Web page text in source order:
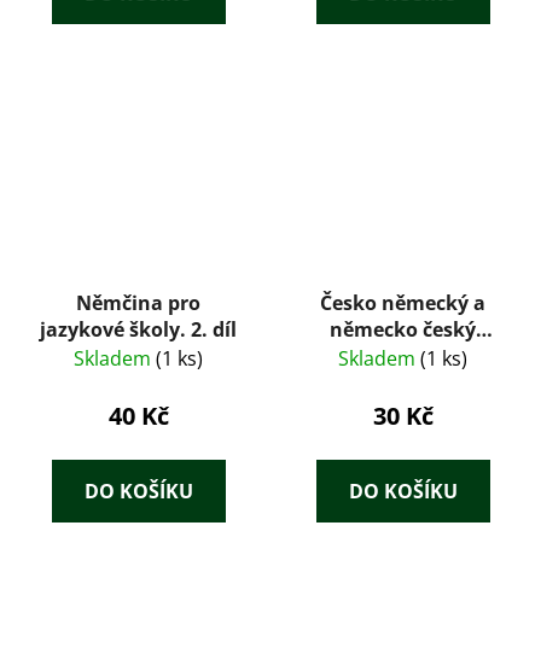
Němčina pro
jazykové školy. 2. díl
Skladem (1 ks)
40 Kč
DO KOŠÍKU
Česko německý a
německo český
slovník na cesty
Skladem (1 ks)
30 Kč
DO KOŠÍKU